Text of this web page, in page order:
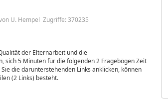
U. Hempel Zugriffe: 370235
der Elternarbeit und die
sich 5 Minuten für die folgenden 2 Fragebögen Zeit
die darunterstehenden Links anklicken, können
(2 Links) besteht.